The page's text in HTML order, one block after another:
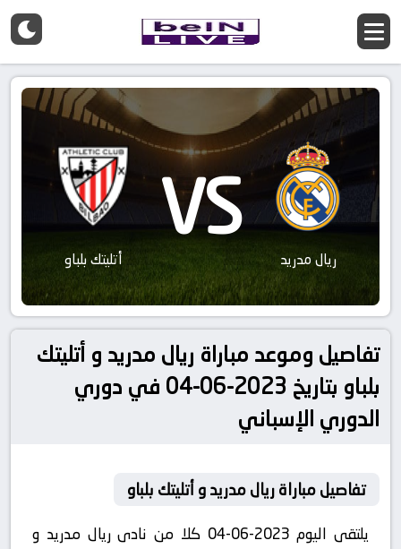
ريال مدريد VS أتليتك بلباو
تفاصيل وموعد مباراة ريال مدريد و أتليتك
بلباو بتاريخ 2023-06-04 في دوري
الدوري الإسباني
تفاصيل مباراة ريال مدريد و أتليتك بلباو
يلتقى اليوم 2023-06-04 كلا من نادى ريال مدريد و